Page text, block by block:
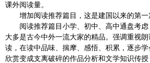
课外阅读量。
增加阅读推荐篇目，这是建国以来的第一
阅读推荐篇目小学、初中、高中通盘考虑
大多是古今中外一流大家的精品。强调重视
读，在读中品味、揣摩、感悟、积累，逐步
欣赏变成支离破碎的作品分析和文学知识传